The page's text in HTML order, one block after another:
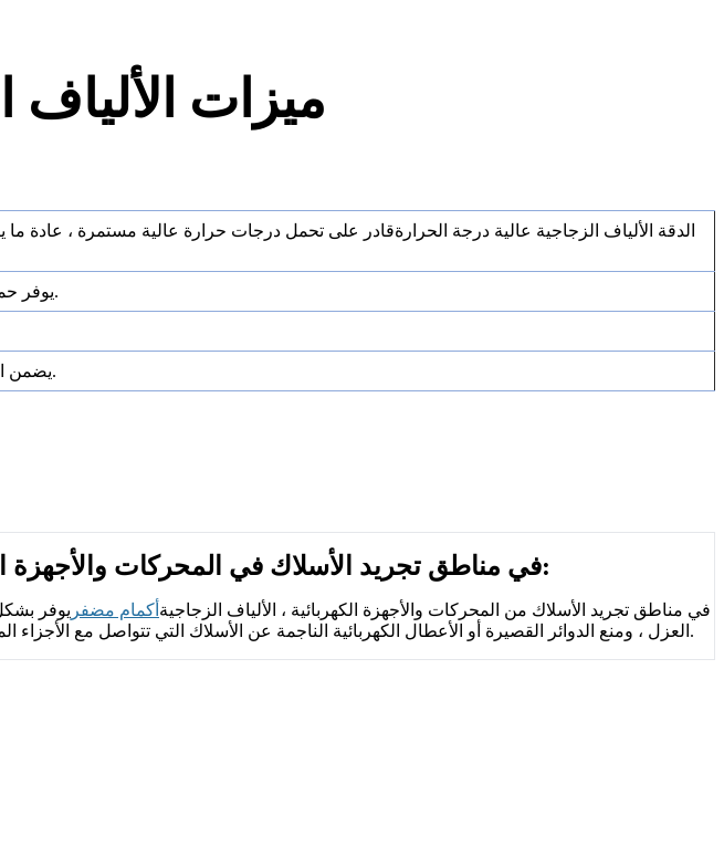
ميزات الألياف
الدقة الألياف الزجاجية عالية درجة الحرارة
يوفر حماية ممتازة للالتصاق الكهربائي لمنع الفشل الكهربائي.
يضمن الهيكل المنسوج ذو القوة العالية مقاومة الشد والتآكل.
في مناطق تجريد الأسلاك في المحركات والأجهزة الكهربائية:
في مناطق تجريد الأسلاك من المحركات والأجهزة الكهربائية ، الألياف الزجاجية أكمام مضفر يوفر
العزل ، ومنع الدوائر القصيرة أو الأعطال الكهربائية الناجمة عن الأسلاك التي تتواصل مع الأجزاء المعدنية الأخرى.